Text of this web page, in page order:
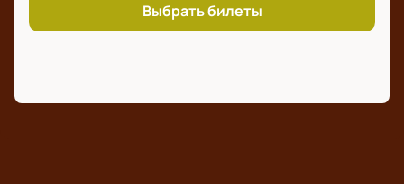
Выбрать билеты